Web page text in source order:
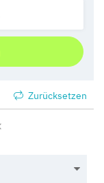
Zurücksetzen